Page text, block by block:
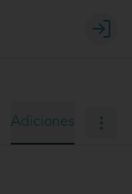
Login
Adiciones